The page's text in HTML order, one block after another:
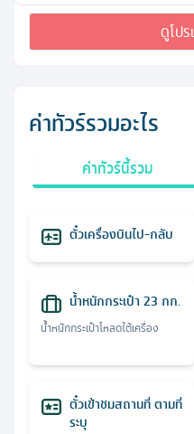
ดูโป
ค่าทัวร์รวมอะไร
ค่าทัวร์นี้รวม
ตั๋วเครื่องบินไป-กลับ
น้ำหนักกระเป๋า 23 กก.
น้ำหนักกระเป๋าโหลดใต้เครื่อง
ตั๋วเข้าชมสถานที่ ตามที่
ระบุ